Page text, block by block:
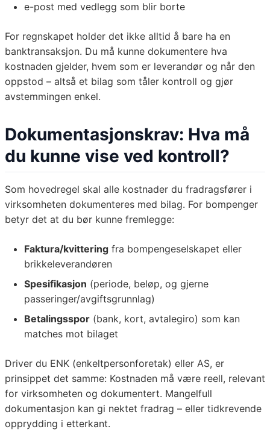
e-post med vedlegg som blir borte
For regnskapet holder det ikke alltid å bare ha en
banktransaksjon. Du må kunne dokumentere hva
kostnaden gjelder, hvem som er leverandør og når den
oppstod – altså et bilag som tåler kontroll og gjør
avstemmingen enkel.
Dokumentasjonskrav: Hva må
du kunne vise ved kontroll?
Som hovedregel skal alle kostnader du fradragsfører i
virksomheten dokumenteres med bilag. For bompenger
betyr det at du bør kunne fremlegge:
Faktura/kvittering fra bompengeselskapet eller
brikkeleverandøren
Spesifikasjon (periode, beløp, og gjerne
passeringer/avgiftsgrunnlag)
Betalingsspor (bank, kort, avtalegiro) som kan
matches mot bilaget
Driver du ENK (enkeltpersonforetak) eller AS, er
prinsippet det samme: Kostnaden må være reell, relevant
for virksomheten og dokumentert. Mangelfull
dokumentasjon kan gi nektet fradrag – eller tidkrevende
opprydding i etterkant.